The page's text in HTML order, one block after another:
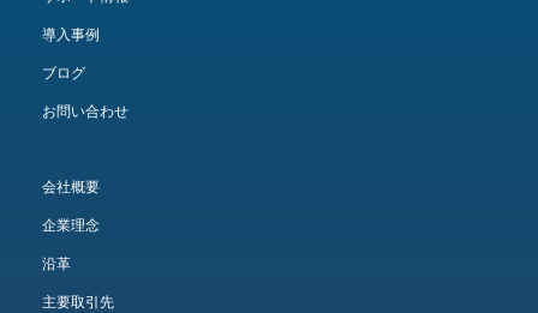
導入事例
ブログ
お問い合わせ
会社概要
企業理念
沿革
主要取引先